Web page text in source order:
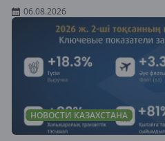
06.08.2026
НОВОСТИ КАЗАХСТАНА